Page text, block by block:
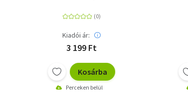
Kiadói ár:
3 199 Ft
Kosárba
Perceken belül